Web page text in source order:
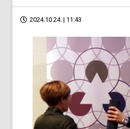
2024.10.24. | 11:43